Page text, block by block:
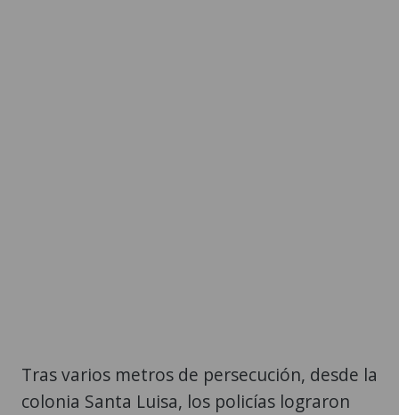
Tras varios metros de persecución, desde la
colonia Santa Luisa, los policías lograron